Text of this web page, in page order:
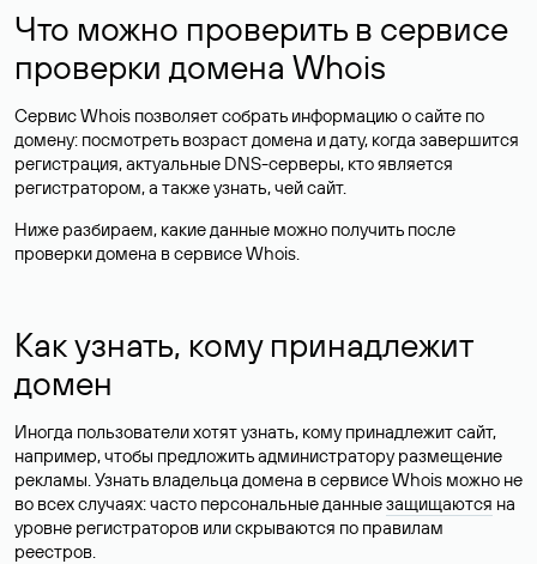
Что можно проверить в сервисе
проверки домена Whois
Сервис Whois позволяет собрать информацию о сайте по
домену: посмотреть возраст домена и дату, когда завершится
регистрация, актуальные DNS-серверы, кто является
регистратором, а также узнать, чей сайт.
Ниже разбираем, какие данные можно получить после
проверки домена в сервисе Whois.
Как узнать, кому принадлежит
домен
Иногда пользователи хотят узнать, кому принадлежит сайт,
например, чтобы предложить администратору размещение
рекламы. Узнать владельца домена в сервисе Whois можно не
во всех случаях: часто персональные данныезащищаются на
уровне регистраторов или скрываются по правилам
реестров.